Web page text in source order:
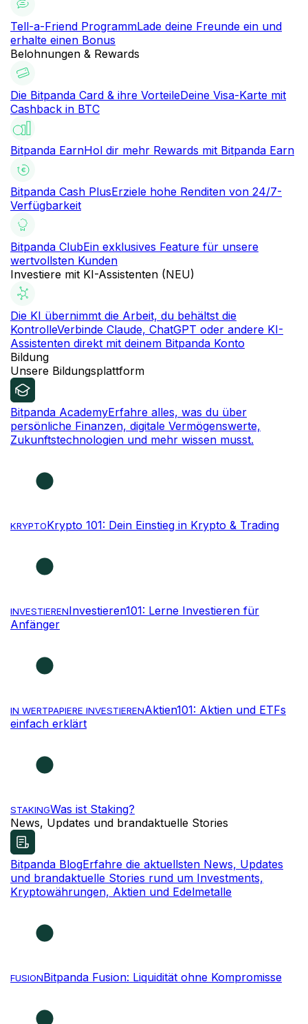
Tell-a-Friend ProgrammLade deine Freunde ein und
erhalte einen Bonus
Belohnungen & Rewards
Die Bitpanda Card & ihre VorteileDeine Visa-Karte mit
Cashback in BTC
Bitpanda EarnHol dir mehr Rewards mit Bitpanda Earn
Bitpanda Cash PlusErziele hohe Renditen von 24/7-
Verfügbarkeit
Bitpanda ClubEin exklusives Feature für unsere
wertvollsten Kunden
Investiere mit KI-Assistenten (NEU)
Die KI übernimmt die Arbeit, du behältst die
KontrolleVerbinde Claude, ChatGPT oder andere KI-
Assistenten direkt mit deinem Bitpanda Konto
Bildung
Unsere Bildungsplattform
Bitpanda AcademyErfahre alles, was du über
persönliche Finanzen, digitale Vermögenswerte,
Zukunftstechnologien und mehr wissen musst.
KRYPTOKrypto 101: Dein Einstieg in Krypto & Trading
INVESTIERENInvestieren101: Lerne Investieren für
Anfänger
IN WERTPAPIERE INVESTIERENAktien101: Aktien und ETFs
einfach erklärt
STAKINGWas ist Staking?
News, Updates und brandaktuelle Stories
Bitpanda BlogErfahre die aktuellsten News, Updates
und brandaktuelle Stories rund um Investments,
Kryptowährungen, Aktien und Edelmetalle
FUSIONBitpanda Fusion: Liquidität ohne Kompromisse